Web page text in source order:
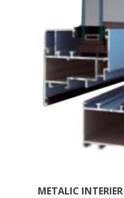
METALIC INTERIER